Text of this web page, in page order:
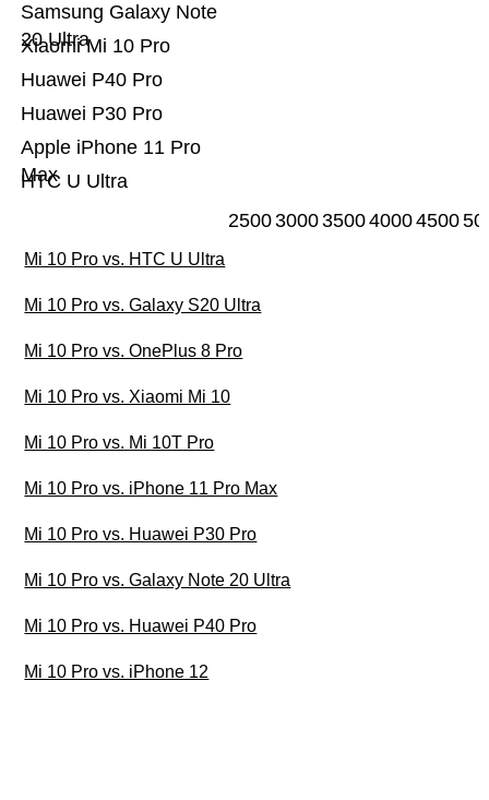
HTC U Ultra
Apple iPhone 11 Pro
Max
Huawei P30 Pro
Huawei P40 Pro
Xiaomi Mi 10 Pro
Samsung Galaxy Note
20 Ultra
25003000350040004500
Mi 10 Pro vs. HTC U Ultra
Mi 10 Pro vs. Galaxy S20 Ultra
Mi 10 Pro vs. OnePlus 8 Pro
Mi 10 Pro vs. Xiaomi Mi 10
Mi 10 Pro vs. Mi 10T Pro
Mi 10 Pro vs. iPhone 11 Pro Max
Mi 10 Pro vs. Huawei P30 Pro
Mi 10 Pro vs. Galaxy Note 20 Ultra
Mi 10 Pro vs. Huawei P40 Pro
Mi 10 Pro vs. iPhone 12